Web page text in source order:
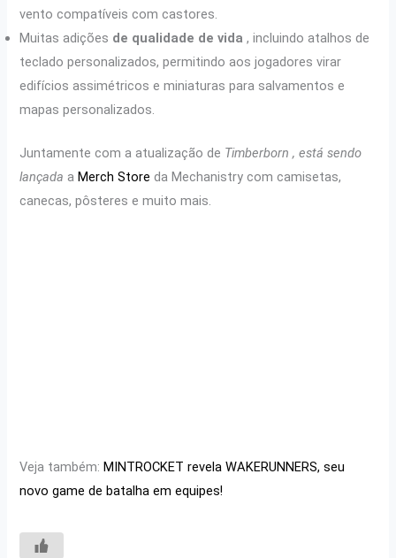
vento compatíveis com castores.
Muitas adições de qualidade de vida , incluindo atalhos de
teclado personalizados, permitindo aos jogadores virar
edifícios assimétricos e miniaturas para salvamentos e
mapas personalizados.
Juntamente com a atualização de Timberborn , está sendo
lançadaa Merch Store da Mechanistry com camisetas,
canecas, pôsteres e muito mais.
Veja também:MINTROCKET revela WAKERUNNERS, seu
novo game de batalha em equipes!